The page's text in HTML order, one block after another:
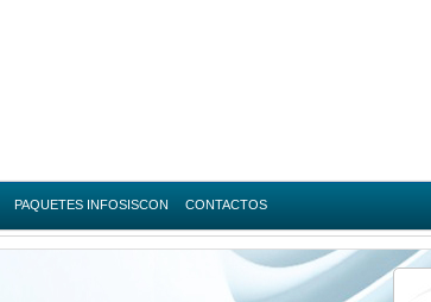
PAQUETES INFOSISCON CONTACTOS